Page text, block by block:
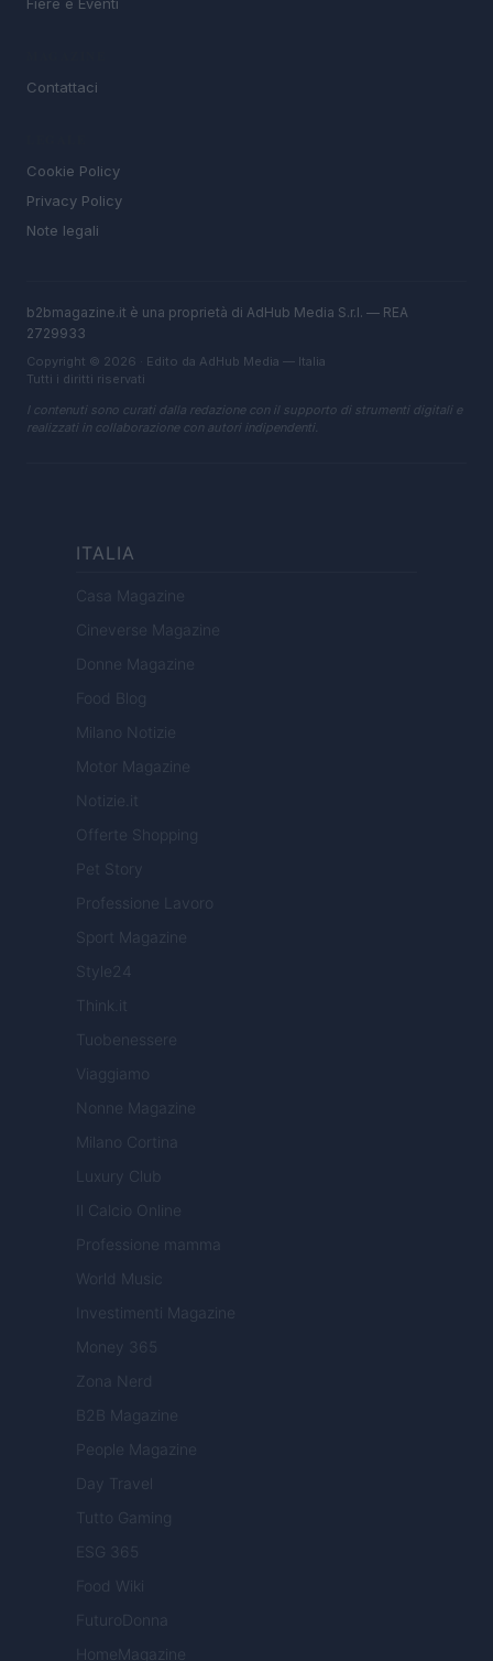
Fiere e Eventi
Contattaci
Cookie Policy
Privacy Policy
Note legali
b2bmagazine.it è una proprietà di AdHub Media S.r.l. — REA
2729933
Copyright © 2026 · Edito da AdHub Media — Italia
Tutti i diritti riservati
I contenuti sono curati dalla redazione con il supporto di strumenti digitali e
realizzati in collaborazione con autori indipendenti.
ITALIA
Casa Magazine
Cineverse Magazine
Donne Magazine
Food Blog
Milano Notizie
Motor Magazine
Notizie.it
Offerte Shopping
Pet Story
Professione Lavoro
Sport Magazine
Style24
Think.it
Tuobenessere
Viaggiamo
Nonne Magazine
Milano Cortina
Luxury Club
Il Calcio Online
Professione mamma
World Music
Investimenti Magazine
Money 365
Zona Nerd
B2B Magazine
People Magazine
Day Travel
Tutto Gaming
ESG 365
Food Wiki
FuturoDonna
HomeMagazine